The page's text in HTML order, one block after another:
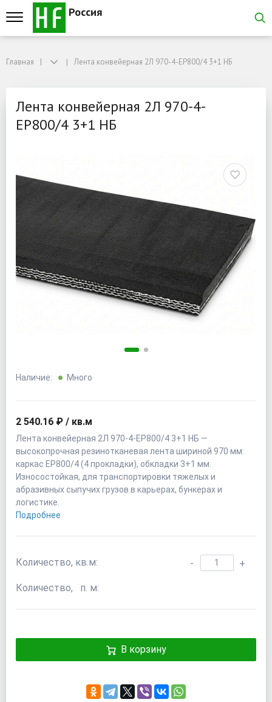
Россия
Лента конвейерная 2Л 970-4-EP800/4 3+1 НБ
Главная Лента конвейерная 2Л 970-4-EP800/4 3+1 НБ
Лента конвейерная 2Л 970-4-
EP800/4 3+1 НБ
Наличие: Много
2 540.16 ₽ / кв.м
Лента конвейерная 2Л 970-4-EP800/4 3+1 НБ —
высокопрочная резинотканевая лента шириной 970 мм:
каркас EP800/4 (4 прокладки), обкладки 3+1 мм.
Износостойкая, для транспортировки тяжелых и
абразивных сыпучих грузов в карьерах, бункерах и
логистике.
Подробнее
Количество, кв.м: - +
Количество, п. м:
В корзину